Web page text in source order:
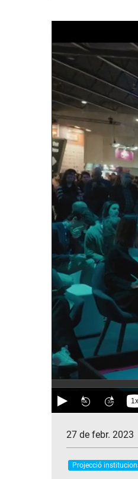
27 de febr. 2023
Projecció